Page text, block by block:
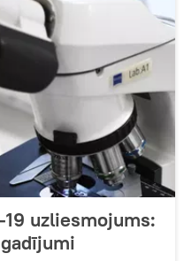
uzliesmojums: